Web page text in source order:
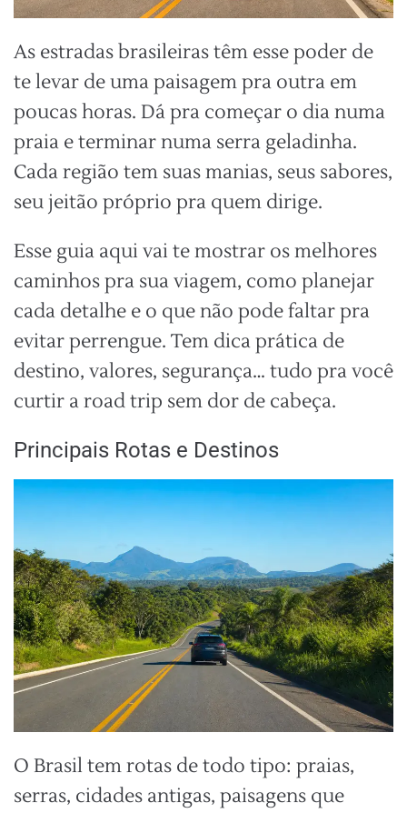
As estradas brasileiras têm esse poder de
te levar de uma paisagem pra outra em
poucas horas. Dá pra começar o dia numa
praia e terminar numa serra geladinha.
Cada região tem suas manias, seus sabores,
seu jeitão próprio pra quem dirige.
Esse guia aqui vai te mostrar os melhores
caminhos pra sua viagem, como planejar
cada detalhe e o que não pode faltar pra
evitar perrengue. Tem dica prática de
destino, valores, segurança… tudo pra você
curtir a road trip sem dor de cabeça.
Principais Rotas e Destinos
O Brasil tem rotas de todo tipo: praias,
serras, cidades antigas, paisagens que